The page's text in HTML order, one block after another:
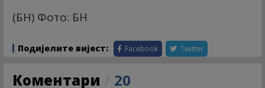
(БН) Фото: БН
Подијелите вијест: Facebook Twitter
Коментари 20